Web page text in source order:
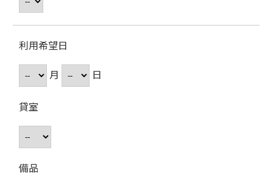
利用希望日
月
日
貸室
備品